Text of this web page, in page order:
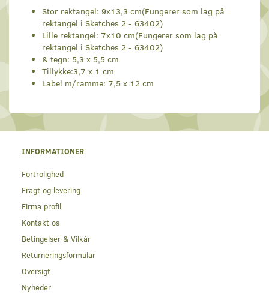
Stor rektangel: 9x13,3 cm(Fungerer som lag på
rektangel i Sketches 2 - 63402)
Lille rektangel: 7x10 cm(Fungerer som lag på
rektangel i Sketches 2 - 63402)
& tegn: 5,3 x 5,5 cm
Tillykke:3,7 x 1 cm
Label m/ramme: 7,5 x 12 cm
INFORMATIONER
Fortrolighed
Fragt og levering
Firma profil
Kontakt os
Betingelser & Vilkår
Returneringsformular
Oversigt
Nyheder